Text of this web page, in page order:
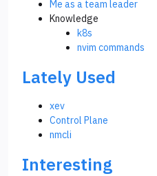
Me as a team leader
Knowledge
k8s
nvim commands
Lately Used
xev
Control Plane
nmcli
Interesting